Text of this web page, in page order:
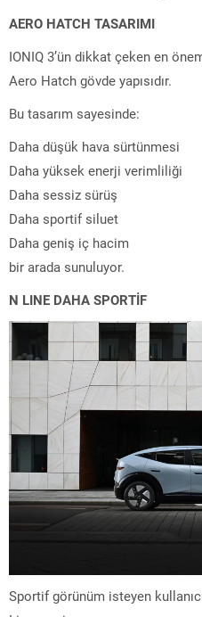
AERO HATCH TASARIMI
IONIQ 3’ün dikkat çeken en
Aero Hatch gövde yapısıdır.
Bu tasarım sayesinde:
Daha düşük hava sürtünmesi
Daha yüksek enerji verimliliği
Daha sessiz sürüş
Daha sportif siluet
Daha geniş iç hacim
bir arada sunuluyor.
N LINE DAHA SPORTİF
Sportif görünüm isteyen